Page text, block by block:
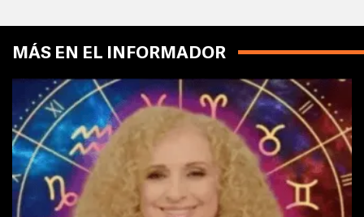
MÁS EN EL INFORMADOR